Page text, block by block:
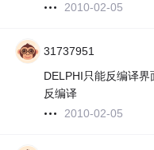
2010-02-05
31737951
DELPHI只能反编译
反编译
2010-02-05